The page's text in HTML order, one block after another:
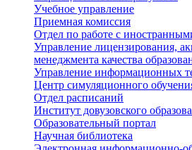
Учебное управление
Приемная комиссия
Отдел по работе с
Управление лицензирования,
менеджмента качества
Управление информационных
Центр симуляционного
Отдел расписаний
Институт довузовского
Образовательный портал
Научная библиотека